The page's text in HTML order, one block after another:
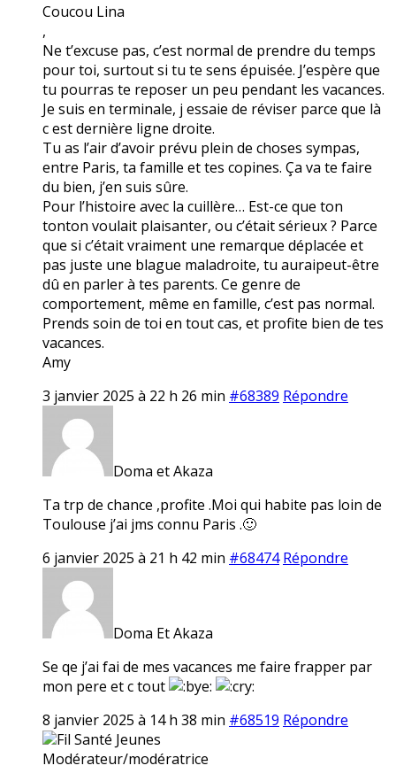
Coucou Lina
,
Ne t’excuse pas, c’est normal de prendre du temps
pour toi, surtout si tu te sens épuisée. J’espère que
tu pourras te reposer un peu pendant les vacances.
Je suis en terminale, j essaie de réviser parce que là
c est dernière ligne droite.
Tu as l’air d’avoir prévu plein de choses sympas,
entre Paris, ta famille et tes copines. Ça va te faire
du bien, j’en suis sûre.
Pour l’histoire avec la cuillère… Est-ce que ton
tonton voulait plaisanter, ou c’était sérieux ? Parce
que si c’était vraiment une remarque déplacée et
pas juste une blague maladroite, tu auraipeut-être
dû en parler à tes parents. Ce genre de
comportement, même en famille, c’est pas normal.
Prends soin de toi en tout cas, et profite bien de tes
vacances.
Amy
3 janvier 2025 à 22 h 26 min #68389 Répondre
Doma et Akaza
Ta trp de chance ,profite .Moi qui habite pas loin de
Toulouse j’ai jms connu Paris .🙂
6 janvier 2025 à 21 h 42 min #68474 Répondre
Doma Et Akaza
Se qe j’ai fai de mes vacances me faire frapper par
mon pere et c tout
8 janvier 2025 à 14 h 38 min #68519 Répondre
Fil Santé Jeunes
Modérateur/modératrice